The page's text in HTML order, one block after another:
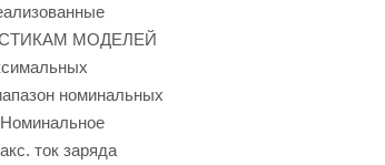
МОДЕЛЕЙ
номинальных
Номинальное
ток заряда